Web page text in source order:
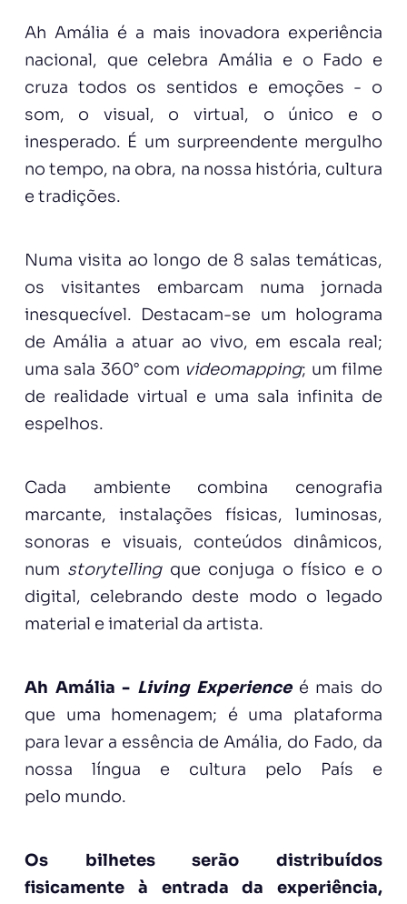
Ah Amália é a mais inovadora experiência
nacional, que celebra Amália e o Fado e
cruza todos os sentidos e emoções - o
som, o visual, o virtual, o único e o
inesperado. É um surpreendente mergulho
no tempo, na obra, na nossa história, cultura
e tradições.
Numa visita ao longo de 8 salas temáticas,
os visitantes embarcam numa jornada
inesquecível. Destacam-se um holograma
de Amália a atuar ao vivo, em escala real;
uma sala 360° com videomapping; um filme
de realidade virtual e uma sala infinita de
espelhos.
Cada ambiente combina cenografia
marcante, instalações físicas, luminosas,
sonoras e visuais, conteúdos dinâmicos,
num storytellingque conjuga o físico e o
digital, celebrando deste modo o legado
material e imaterial da artista.
Ah Amália - Living Experienceé mais do
que uma homenagem; é uma plataforma
para levar a essência de Amália, do Fado, da
nossa língua e cultura pelo País e
pelo mundo.
Os bilhetes serão distribuídos
fisicamente à entrada da experiência,